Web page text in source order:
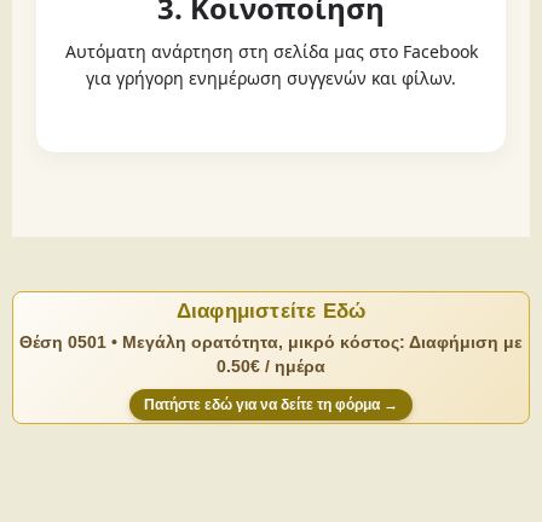
Αυτόματη ανάρτηση στη σελίδα μας στο Facebook
για γρήγορη ενημέρωση συγγενών και φίλων.
Διαφημιστείτε Εδώ
Θέση 0501 • Μεγάλη ορατότητα, μικρό κόστος: Διαφήμιση με
0.50€ / ημέρα
Πατήστε εδώ για να δείτε τη φόρμα →